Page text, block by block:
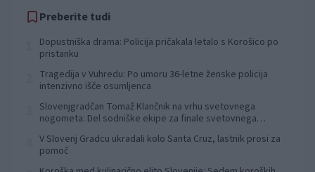
Preberite tudi
Dopustniška drama: Policija pričakala letalo s Korošico po
pristanku
Tragedija v Vuhredu: Po umoru 36-letne ženske policija
intenzivno išče osumljenca
Slovenjgradčan Tomaž Klančnik na vrhu svetovnega
nogometa: Del sodniške ekipe za finale svetovnega
V Slovenj Gradcu ukradali kolo Santa Cruz, lastnik prosi za
pomoč